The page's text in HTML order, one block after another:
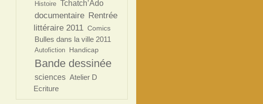
Histoire Tchatch’Ado
documentaire Rentrée
littéraire 2011 Comics
Bulles dans la ville 2011
Autofiction Handicap
Bande dessinée
sciences Atelier D
Ecriture